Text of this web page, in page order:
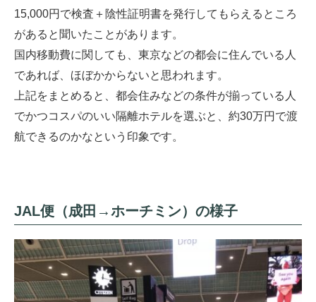
15,000円で検査＋陰性証明書を発行してもらえるところ
があると聞いたことがあります。
国内移動費に関しても、東京などの都会に住んでいる人
であれば、ほぼかからないと思われます。
上記をまとめると、都会住みなどの条件が揃っている人
でかつコスパのいい隔離ホテルを選ぶと、約30万円で渡
航できるのかなという印象です。
JAL便（成田→ホーチミン）の様子